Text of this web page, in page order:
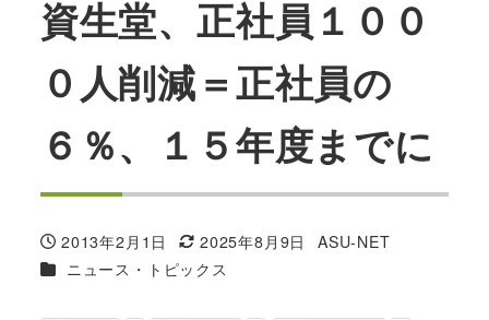
資生堂、正社員１００
０人削減＝正社員の
６％、１５年度までに
投稿日
2013年2月1日
更新日
2025年8月9日
著
ASU-NET
カテゴリー
ニュース・トピックス